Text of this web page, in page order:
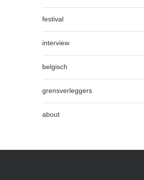
festival
interview
belgisch
grensverleggers
about